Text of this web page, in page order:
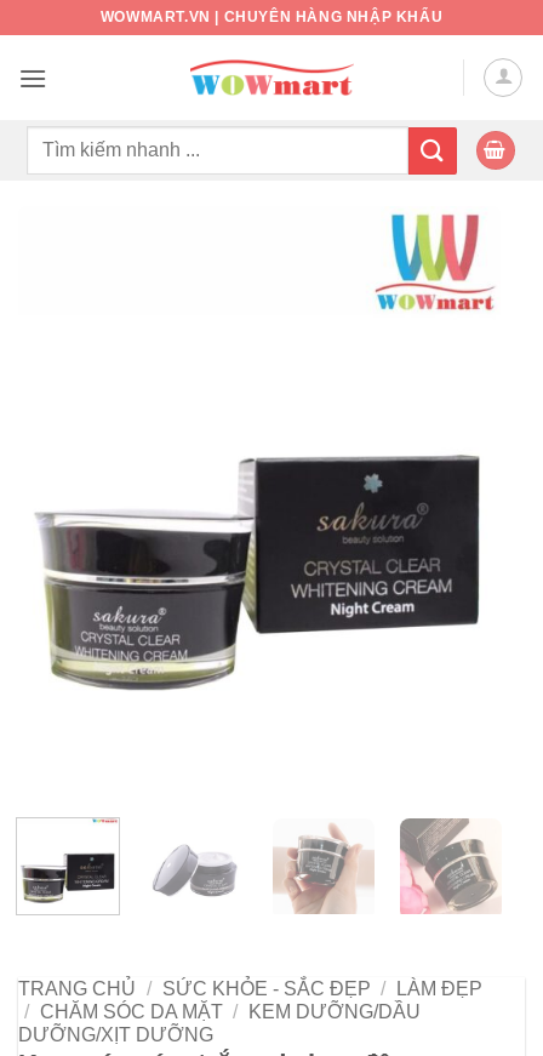
nội
WOWMART.VN | CHUYÊN HÀNG NHẬP KHẨU
Tìm
TRANG CHỦ / SỨC KHỎE - SẮC ĐẸP /
LÀM ĐẸP
/
CHĂM SÓC DA MẶT /
KEM DƯỠNG/DẦU
DƯỠNG/XỊT DƯỠNG